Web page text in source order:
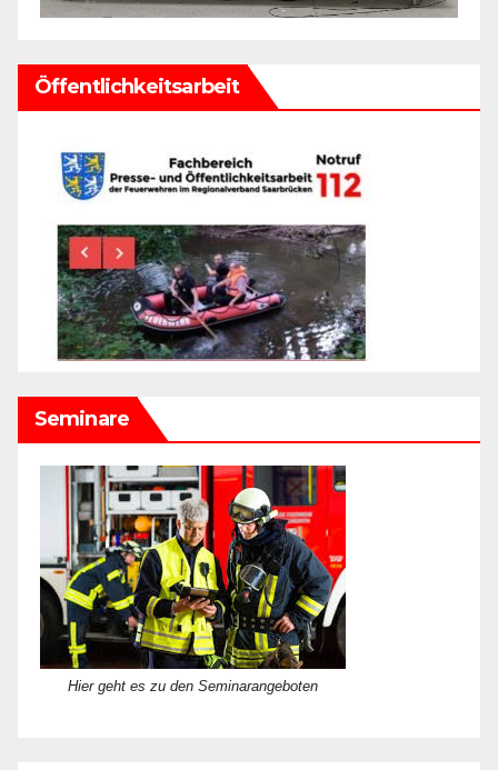
Öffentlichkeitsarbeit
Seminare
Hier geht es zu den Seminarangeboten